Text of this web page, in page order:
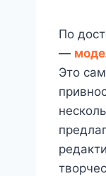
По
—
Это